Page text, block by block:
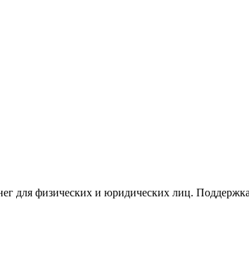
для физических и юридических лиц.